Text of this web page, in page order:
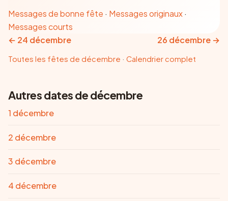
Messages de bonne fête · Messages originaux·
Messages courts
← 24 décembre 26 décembre →
Toutes les fêtes de décembre · Calendrier complet
Autres dates de décembre
1 décembre
2 décembre
3 décembre
4 décembre